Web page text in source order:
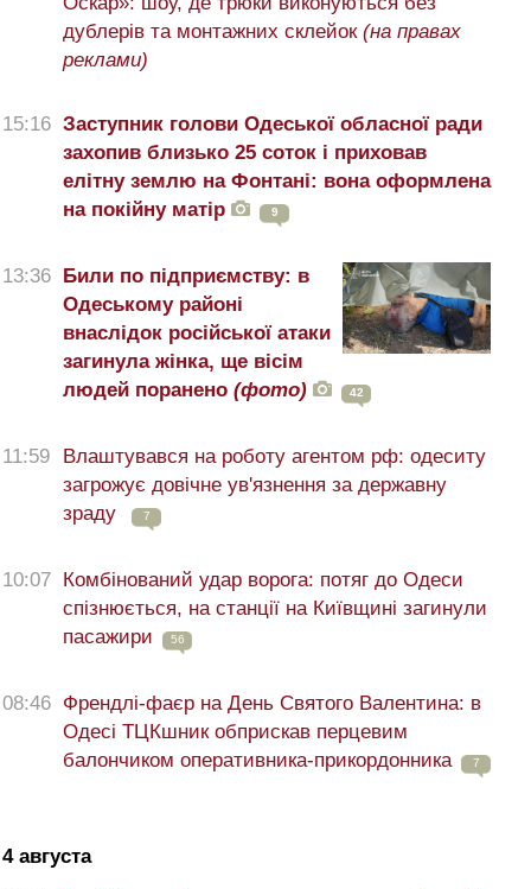
дублерів та монтажних склейок (на правах
реклами)
15:16 Заступник голови Одеської обласної ради
захопив близько 25 соток і приховав
елітну землю на Фонтані: вона оформлена
на покійну матір
9
13:36 Били по підприємству: в
Одеському районі
внаслідок російської атаки
загинула жінка, ще вісім
людей поранено (фото) 42
11:59
Влаштувався на роботу агентом рф: одеситу
загрожує довічне ув'язнення за державну
зраду
7
10:07 Комбінований удар ворога: потяг до Одеси
спізнюється, на станції на Київщині загинули
пасажири
56
08:46 Френдлі-фаєр на День Святого Валентина: в
Одесі ТЦКшник обприскав перцевим
балончиком оперативника-прикордонника
7
4 августа